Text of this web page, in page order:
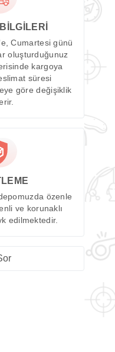
Cumartesi günü
oluşturduğunuz
kargoya
süresi
göre değişiklik
özenle
ve korunaklı
edilmektedir.